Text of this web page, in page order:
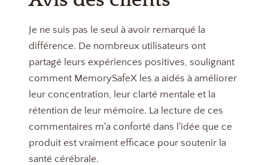
Je ne suis pas le seul à avoir remarqué la
différence. De nombreux utilisateurs ont
partagé leurs expériences positives, soulignant
comment MemorySafeX les a aidés à améliorer
leur concentration, leur clarté mentale et la
rétention de leur mémoire. La lecture de ces
commentaires m'a conforté dans l'idée que ce
produit est vraiment efficace pour soutenir la
santé cérébrale.